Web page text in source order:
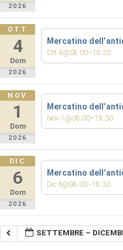
2026
OTT
4
Dom
2026
Mercatino
Ott 4@08:00–18:30
NOV
1
Dom
2026
Mercatino
Nov 1@08:00–18:30
DIC
6
Dom
2026
Mercatino
Dic 6@08:00–18:30
SETTEMBRE –